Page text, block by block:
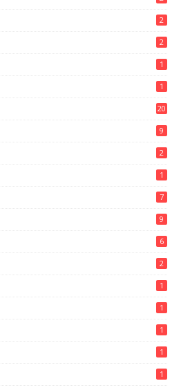
2
2
1
1
20
9
2
1
7
9
6
2
1
1
1
1
1